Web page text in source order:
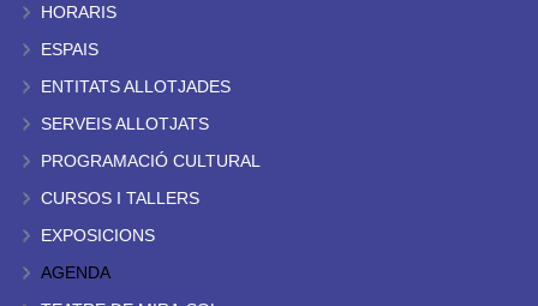
HORARIS
ESPAIS
ENTITATS ALLOTJADES
SERVEIS ALLOTJATS
PROGRAMACIÓ CULTURAL
CURSOS I TALLERS
EXPOSICIONS
AGENDA